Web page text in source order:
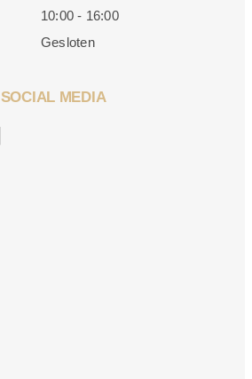
10:00 - 16:00
Gesloten
SOCIAL MEDIA